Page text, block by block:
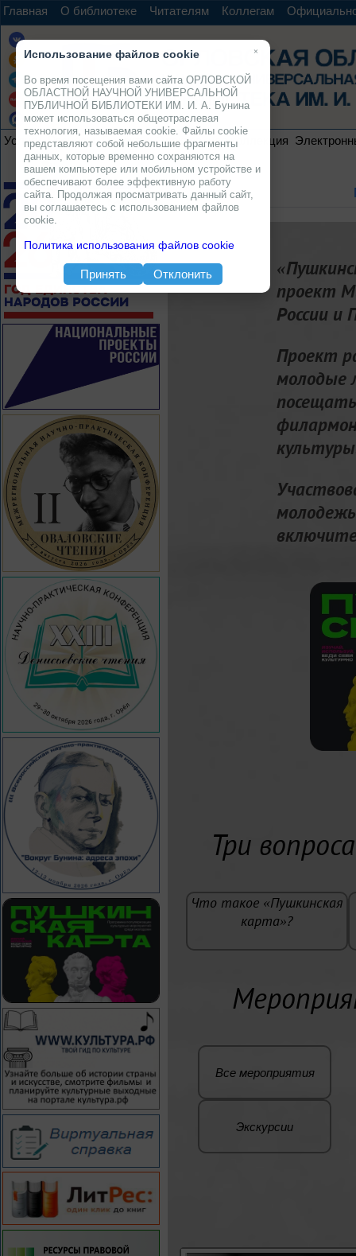
Главная О библиотеке Читателям Коллегам
Услуги Ресурсы Проекты Электронная коллекция
проект
России и
Проект
молодые
Три
Что такое «Пушкинская
карта»?
Все мероприятия
Экскурсии
×
Использование файлов cookie
Во время посещения вами сайта ОРЛОВСКОЙ
ОБЛАСТНОЙ НАУЧНОЙ УНИВЕРСАЛЬНОЙ
ПУБЛИЧНОЙ БИБЛИОТЕКИ ИМ. И. А. Бунина
может использоваться общеотраслевая
технология, называемая cookie. Файлы cookie
представляют собой небольшие фрагменты
данных, которые временно сохраняются на
вашем компьютере или мобильном устройстве и
обеспечивают более эффективную работу
сайта. Продолжая просматривать данный сайт,
вы соглашаетесь с использованием файлов
cookie.
Политика использования файлов cookie
Принять Отклонить